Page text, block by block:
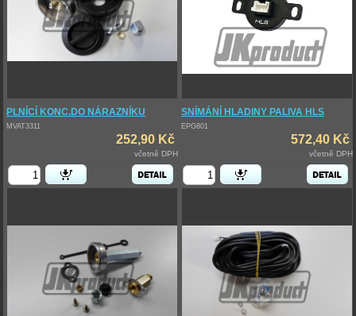
PLNÍCÍ KONC.DO NÁRAZNÍKU
MVAT3311
252,90 Kč
včetně DPH
SNÍMÁNÍ HLADINY PALIVA HLS
EPG801
572,40 Kč
včetně DPH